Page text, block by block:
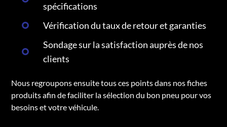
spécifications
Vérification du taux de retour et garanties
Sondage sur la satisfaction auprès de nos
clients
Nous regroupons ensuite tous ces points dans nos fiches
produits afin de faciliter la sélection du bon pneu pour vos
besoins et votre véhicule.